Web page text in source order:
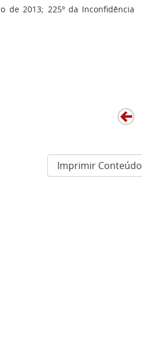
de 2013; 225º da Inconfidência
Imprimir Conteúdo